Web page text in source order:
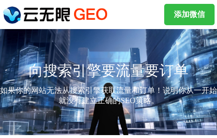
添加微信
向搜索引擎要流量要订单
如果你的网站无法从搜索引擎获取流量和订单！说明你从一开始
就没有建立正确的SEO策略。